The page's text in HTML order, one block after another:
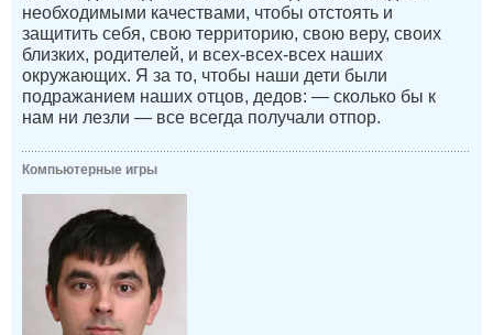
необходимыми качествами, чтобы отстоять и
защитить себя, свою территорию, свою веру, своих
близких, родителей, и всех-всех-всех наших
окружающих. Я за то, чтобы наши дети были
подражанием наших отцов, дедов: — сколько бы к
нам ни лезли — все всегда получали отпор.
Компьютерные игры